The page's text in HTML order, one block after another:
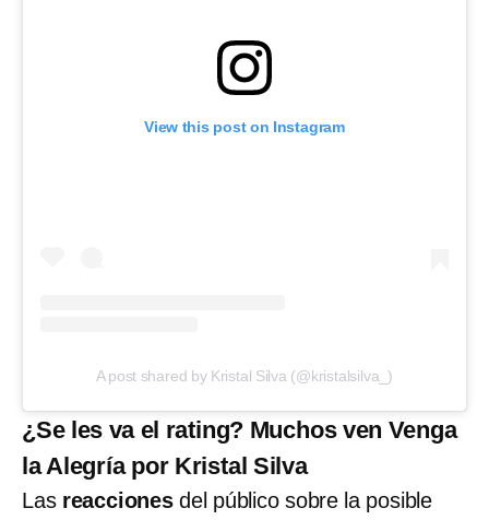
View this post on Instagram
A post shared by Kristal Silva (@kristalsilva_)
¿Se les va el rating? Muchos ven Venga
la Alegría por Kristal Silva
Las reaccionesdel público sobre la posible